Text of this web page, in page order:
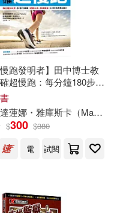
局(13)
慢跑發明者】田中博士教
超慢跑：每分鐘180步，
訓練，逆轉三高、快速
3小時完賽馬拉松
瑪格達蓮娜・雅庫斯卡（Magdalena Jackowska）
$300 $380
電
試閱